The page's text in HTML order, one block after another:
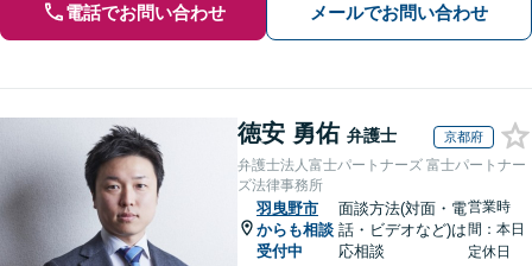
電話でお問い合わせ メールでお問い合わせ
徳安 勇佑 弁護士 京都府
弁護士法人富士パートナーズ 富士パートナー
ズ法律事務所
羽曳野市
からも相談
受付中
面談方法(対面・電
話・ビデオなど)は
応相談
営業時
間：本日
定休日